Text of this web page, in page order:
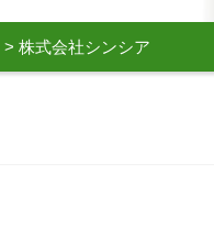
> 株式会社シンシア